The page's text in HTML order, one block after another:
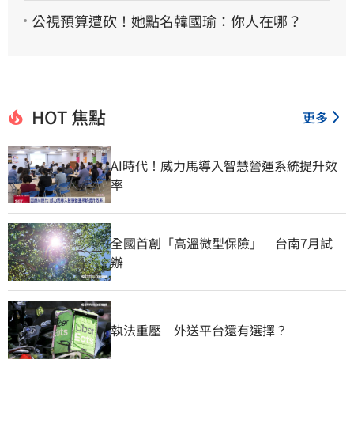
公視預算遭砍！她點名韓國瑜：你人在哪？
HOT 焦點 更多
AI時代！威力馬導入智慧營運系統提升效
率
全國首創「高溫微型保險」　台南7月試
辦
執法重壓　外送平台還有選擇？